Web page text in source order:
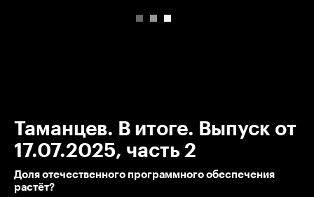
Таманцев. В итоге. Выпуск от
17.07.2025, часть 2
Доля отечественного программного обеспечения
растёт?